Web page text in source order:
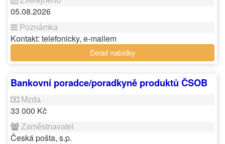
05.08.2026
Kontakt: telefonicky, e-mailem
Detail nabídky
Bankovní poradce/poradkyně produktů ČSOB
33 000 Kč
Česká pošta, s.p.